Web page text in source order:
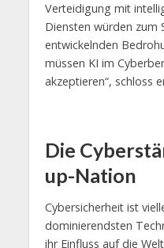
Verteidigung mit
Diensten würden zum
entwickelnden
müssen KI im
akzeptieren“, schloss
Die
up-Nation
Cybersicherheit ist
dominierendsten
ihr Einfluss auf die